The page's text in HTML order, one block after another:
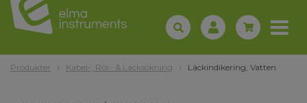
Produkter Kabel-, Rör- & Läcksökning Läckindikering, Vatten